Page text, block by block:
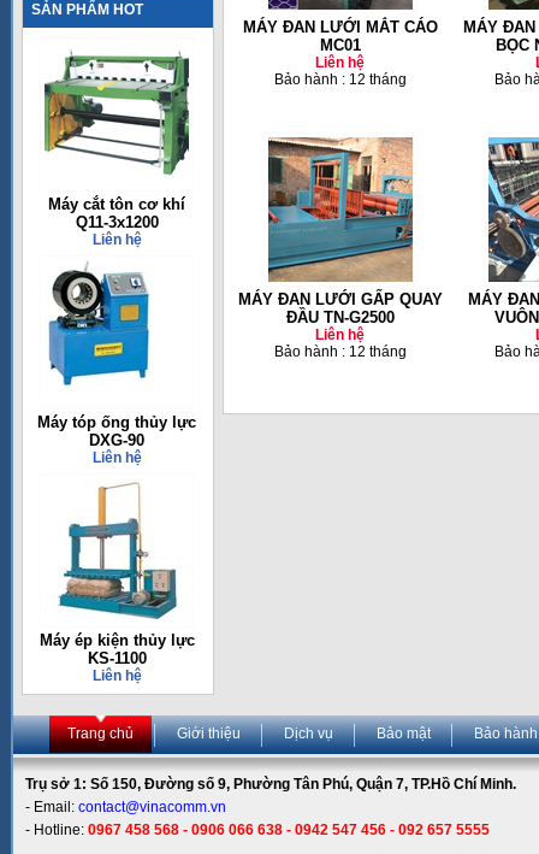
SẢN PHẨM HOT
Máy cắt tôn cơ khí
Q11-3x1200
Liên hệ
Máy tóp ống thủy lực
DXG-90
Liên hệ
Máy ép kiện thủy lực
KS-1100
Liên hệ
MÁY ĐAN LƯỚI MẮT CÁO
MC01
Liên hệ
Bảo hành : 12 tháng
MÁY
BỌC
Bảo
MÁY ĐAN LƯỚI GẤP QUAY
ĐẦU TN-G2500
Liên hệ
Bảo hành : 12 tháng
MÁY
Bảo
Trang chủ Giới thiệu Dịch vụ Bảo mật Bảo hành
Trụ sở 1: Số 150, Đường số 9, Phường Tân Phú, Quận 7, TP.Hồ Chí Minh.
- Email: contact@vinacomm.vn
- Hotline: 0967 458 568 - 0906 066 638 - 0942 547 456 - 092 657 5555